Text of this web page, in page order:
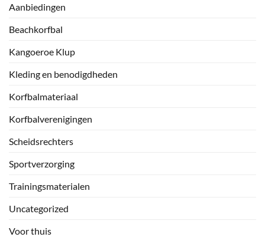
Aanbiedingen
Beachkorfbal
Kangoeroe Klup
Kleding en benodigdheden
Korfbalmateriaal
Korfbalverenigingen
Scheidsrechters
Sportverzorging
Trainingsmaterialen
Uncategorized
Voor thuis